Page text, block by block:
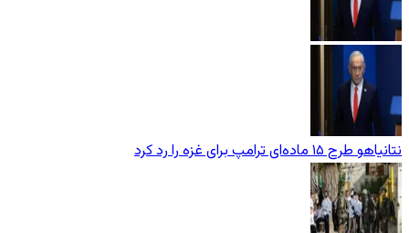
نتانیاهو طرح ۱۵ ماده‌ای ترامپ برای غزه را رد کرد